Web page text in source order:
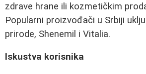
zdrave hrane ili kozmetičkim
Popularni proizvođači u Srbiji
prirode, Shenemil i Vitalia.
Iskustva korisnika